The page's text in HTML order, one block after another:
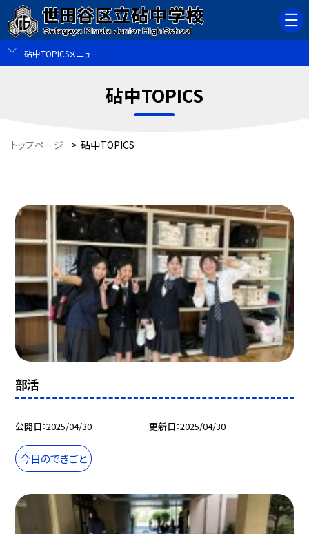
砧中TOPICSメニュー
砧中TOPICS
トップページ > 砧中TOPICS
部活
公開日 2025/04/30 更新日 2025/04/30
今日のできごと